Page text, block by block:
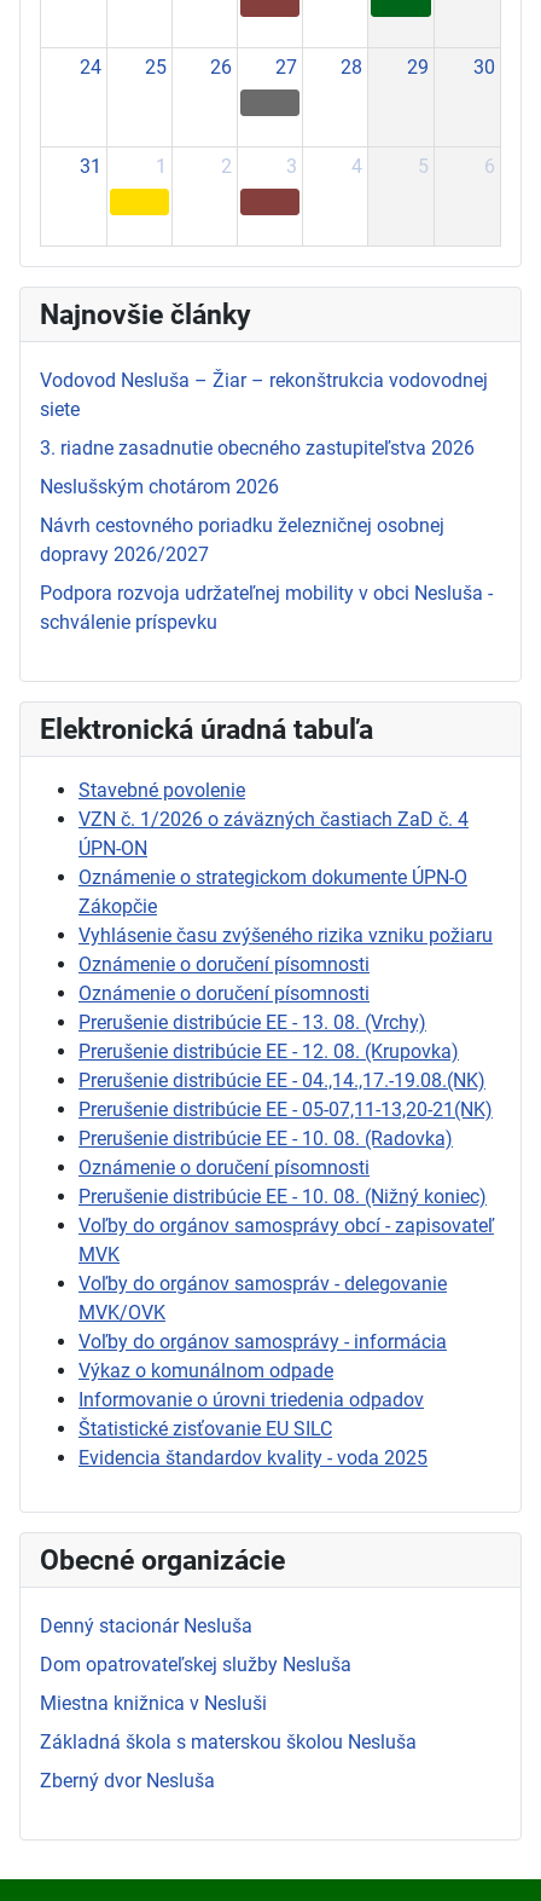
24 25 26 27 28 29 30
31 1 2 3 4 5 6
Najnovšie články
Vodovod Nesluša – Žiar – rekonštrukcia vodovodnej
siete
3. riadne zasadnutie obecného zastupiteľstva 2026
Neslušským chotárom 2026
Návrh cestovného poriadku železničnej osobnej
dopravy 2026/2027
Podpora rozvoja udržateľnej mobility v obci Nesluša -
schválenie príspevku
Elektronická úradná tabuľa
Stavebné povolenie
VZN č. 1/2026 o záväzných častiach ZaD č. 4
ÚPN-ON
Oznámenie o strategickom dokumente ÚPN-O
Zákopčie
Vyhlásenie času zvýšeného rizika vzniku požiaru
Oznámenie o doručení písomnosti
Oznámenie o doručení písomnosti
Prerušenie distribúcie EE - 13. 08. (Vrchy)
Prerušenie distribúcie EE - 12. 08. (Krupovka)
Prerušenie distribúcie EE - 04.,14.,17.-19.08.(NK)
Prerušenie distribúcie EE - 05-07,11-13,20-21(NK)
Prerušenie distribúcie EE - 10. 08. (Radovka)
Oznámenie o doručení písomnosti
Prerušenie distribúcie EE - 10. 08. (Nižný koniec)
Voľby do orgánov samosprávy obcí - zapisovateľ
MVK
Voľby do orgánov samospráv - delegovanie
MVK/OVK
Voľby do orgánov samosprávy - informácia
Výkaz o komunálnom odpade
Informovanie o úrovni triedenia odpadov
Štatistické zisťovanie EU SILC
Evidencia štandardov kvality - voda 2025
Obecné organizácie
Denný stacionár Nesluša
Dom opatrovateľskej služby Nesluša
Miestna knižnica v Nesluši
Základná škola s materskou školou Nesluša
Zberný dvor Nesluša